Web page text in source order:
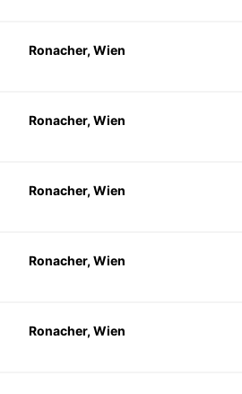
Ronacher, Wien
Ronacher, Wien
Ronacher, Wien
Ronacher, Wien
Ronacher, Wien